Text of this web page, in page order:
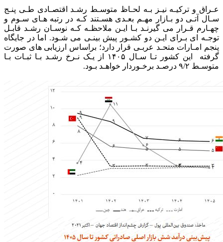
عـراق و ترکیـه نیـز بـه لحـاظ متوسـط رشـد اقتصـادی طـی پنـج
سـال آتـی دو بـازار مهـم بعـدی هسـتند کـه در رتبه هـای سـوم و
چهـارم قـرار می گیرنـد بـا ایـن ملاحظـه کـه نوسـان رشـد قابـل
توجـه ای بـرای ایـن دو کشـور پیش بینـی می شـود. اما در جایگاه
پنجم امـارات متحـد عربـی قرار دارد؛ براساس ارزیابی های صورت
گرفته این کشور تـا سـال ۱۴۰۵ از یـک نـرخ رشـد بـا ثبـات بـا
متوسـط ۹/۲ درصـد برخـوردار خواهـد بـود.